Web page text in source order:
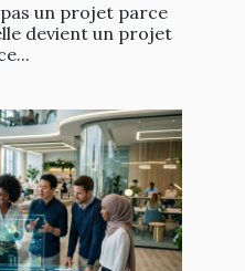
un projet parce
devient un projet